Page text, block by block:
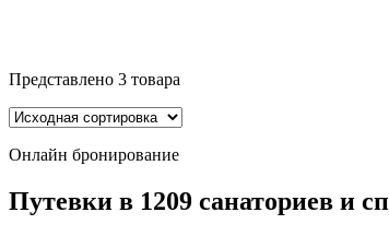
Регион
Месторасположение
Представлено 3 товара
Онлайн бронирование
Путевки в 1209 санаториев и